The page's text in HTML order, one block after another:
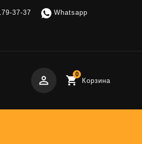
37-37 Whatsapp
perm_identity shopping_cart0
Корзина